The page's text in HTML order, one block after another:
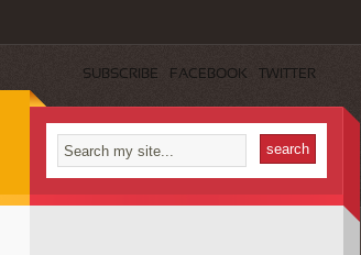
SUBSCRIBE FACEBOOK TWITTER